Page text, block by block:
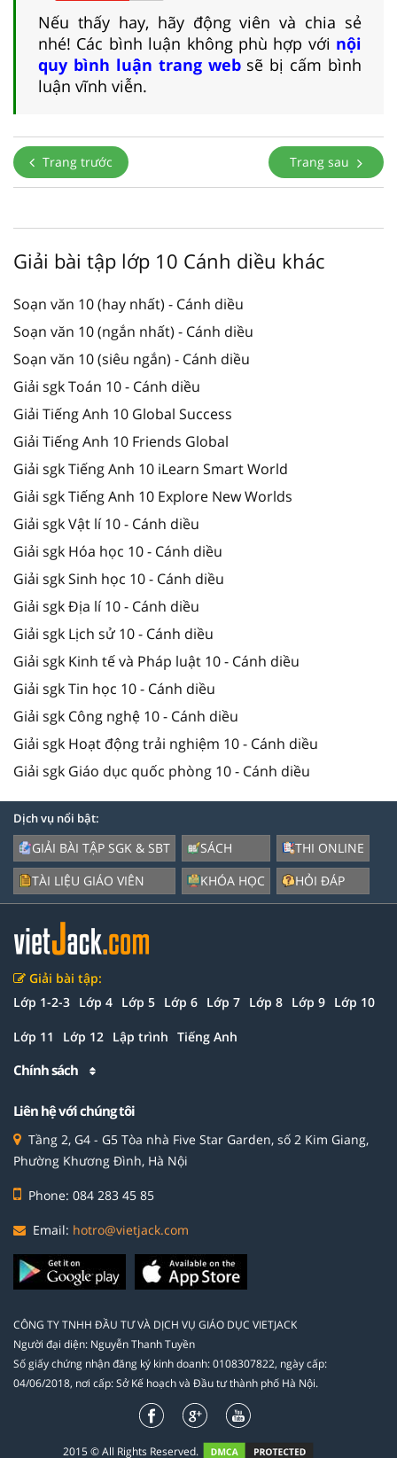
Nếu thấy hay, hãy động viên và chia sẻ
nhé! Các bình luận không phù hợp với nội
quy bình luận trang websẽ bị cấm bình
luận vĩnh viễn.
Trang trước Trang sau
Giải bài tập lớp 10 Cánh diều khác
Soạn văn 10 (hay nhất) - Cánh diều
Soạn văn 10 (ngắn nhất) - Cánh diều
Soạn văn 10 (siêu ngắn) - Cánh diều
Giải sgk Toán 10 - Cánh diều
Giải Tiếng Anh 10 Global Success
Giải Tiếng Anh 10 Friends Global
Giải sgk Tiếng Anh 10 iLearn Smart World
Giải sgk Tiếng Anh 10 Explore New Worlds
Giải sgk Vật lí 10 - Cánh diều
Giải sgk Hóa học 10 - Cánh diều
Giải sgk Sinh học 10 - Cánh diều
Giải sgk Địa lí 10 - Cánh diều
Giải sgk Lịch sử 10 - Cánh diều
Giải sgk Kinh tế và Pháp luật 10 - Cánh diều
Giải sgk Tin học 10 - Cánh diều
Giải sgk Công nghệ 10 - Cánh diều
Giải sgk Hoạt động trải nghiệm 10 - Cánh diều
Giải sgk Giáo dục quốc phòng 10 - Cánh diều
Dịch vụ nổi bật:
GIẢI BÀI TẬP SGK & SBT
TÀI LIỆU GIÁO VIÊN
SÁCH
KHÓA HỌC
THI ONLINE
HỎI ĐÁP
Giải bài tập:
Lớp 1-2-3 Lớp 4 Lớp 5 Lớp 6 Lớp 7 Lớp 8 Lớp 9 Lớp 10
Lớp 11 Lớp 12 Lập trình Tiếng Anh
Chính sách
Liên hệ với chúng tôi
Tầng 2, G4 - G5 Tòa nhà Five Star Garden, số 2 Kim Giang,
Phường Khương Đình, Hà Nội
Phone: 084 283 45 85
Email: hotro@vietjack.com
CÔNG TY TNHH ĐẦU TƯ VÀ DỊCH VỤ GIÁO DỤC VIETJACK
Người đại diện: Nguyễn Thanh Tuyền
Số giấy chứng nhận đăng ký kinh doanh: 0108307822, ngày cấp:
04/06/2018, nơi cấp: Sở Kế hoạch và Đầu tư thành phố Hà Nội.
2015 © All Rights Reserved.